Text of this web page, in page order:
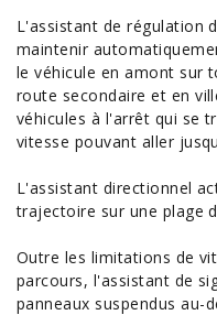
L'assistant de régulation
maintenir
le véhicule en amont sur
route secondaire et en
véhicules à l'arrêt qui se
vitesse pouvant aller
L'assistant directionnel
trajectoire sur une plage
Outre les limitations de
parcours, l'assistant de
panneaux suspendus au-